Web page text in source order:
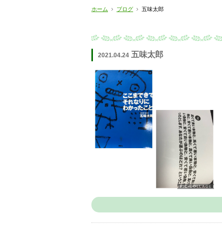
ホーム ブログ 五味太郎
2021.04.24 五味太郎